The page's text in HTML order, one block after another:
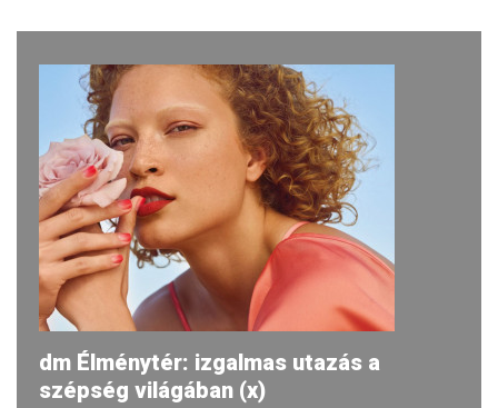
dm Élménytér: izgalmas utazás a
szépség világában (x)